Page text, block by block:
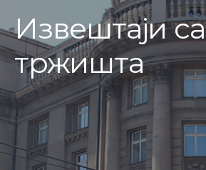
Извештаји са
тржишта